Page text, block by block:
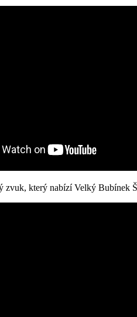
zvuk, který nabízí Velký Bubínek